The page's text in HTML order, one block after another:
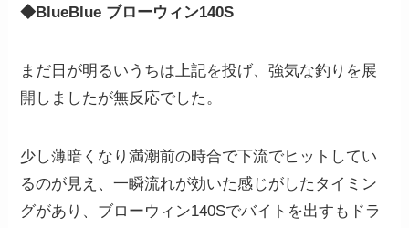
◆BlueBlue ブローウィン140S
まだ日が明るいうちは上記を投げ、強気な釣りを展
開しましたが無反応でした。
少し薄暗くなり満潮前の時合で下流でヒットしてい
るのが見え、一瞬流れが効いた感じがしたタイミン
グがあり、ブローウィン140Sでバイトを出すもドラ